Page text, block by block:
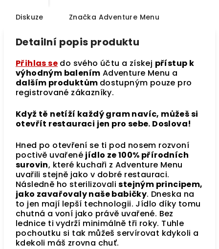
Diskuze Značka Adventure Menu
Detailní popis produktu
Přihlas se do svého účtu a získej přístup k
výhodným balením Adventure Menu a
dalším produktům dostupným pouze pro
registrované zákazníky.
Když tě netíží každý gram navíc, můžeš si
otevřít restauraci jen pro sebe. Doslova!
Hned po otevření se ti pod nosem rozvoní
poctivě uvařené jídlo ze 100% přírodních
surovin, které kuchaři z Adventure Menu
uvařili stejně jako v dobré restauraci.
Následně ho sterilizovalistejným principem,
jako zavařovaly naše babičky. Dneska na
to jen mají lepší technologii. Jídlo díky tomu
chutná a voní jako právě uvařené. Bez
lednice ti vydrží minimálně tři roky. Tuhle
pochoutku si tak můžeš servírovat kdykoli a
kdekoli máš zrovna chuť.